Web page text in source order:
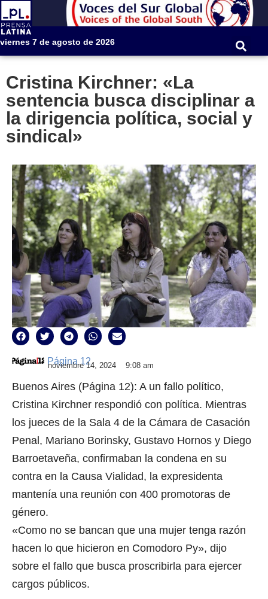
viernes 7 de agosto de 2026
Cristina Kirchner: «La
sentencia busca disciplinar a
la dirigencia política, social y
sindical»
Página 12
noviembre 14, 2024 9:08 am
Buenos Aires (Página 12): A un fallo político,
Cristina Kirchner respondió con política. Mientras
los jueces de la Sala 4 de la Cámara de Casación
Penal, Mariano Borinsky, Gustavo Hornos y Diego
Barroetaveña, confirmaban la condena en su
contra en la Causa Vialidad, la expresidenta
mantenía una reunión con 400 promotoras de
género.
«Como no se bancan que una mujer tenga razón
hacen lo que hicieron en Comodoro Py», dijo
sobre el fallo que busca proscribirla para ejercer
cargos públicos.